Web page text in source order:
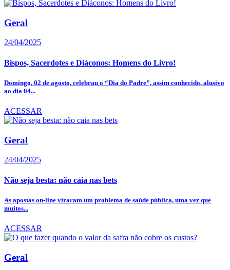
Geral
24/04/2025
Bispos, Sacerdotes e Diáconos: Homens do Livro!
Domingo, 02 de agosto, celebrau o “Dia do Padre”, assim conhecido, alusivo
ao dia 04...
ACESSAR
Geral
24/04/2025
Não seja besta: não caia nas bets
As apostas on-line viraram um problema de saúde pública, uma vez que
muitos...
ACESSAR
Geral